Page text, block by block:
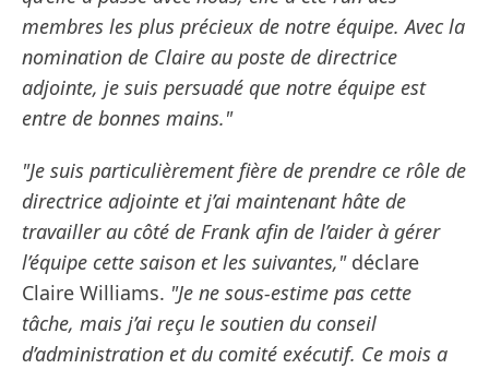
membres les plus précieux de notre équipe. Avec la
nomination de Claire au poste de directrice
adjointe, je suis persuadé que notre équipe est
entre de bonnes mains."
"Je suis particulièrement fière de prendre ce rôle de
directrice adjointe et j’ai maintenant hâte de
travailler au côté de Frank afin de l’aider à gérer
l’équipe cette saison et les suivantes,"déclare
Claire Williams. "Je ne sous-estime pas cette
tâche, mais j’ai reçu le soutien du conseil
d’administration et du comité exécutif. Ce mois a